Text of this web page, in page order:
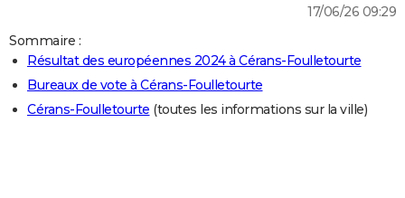
LIFESTYLE
Art de vivre
Bien-être
Loisirs
Mode
Modes de vie
SANTE
Alimentation
Guide de la santé
Maladies
Médicaments
Sommeil
VOYAGE
17/06/26 09:29
Sommaire :
Résultat des européennes 2024 à Cérans-Foulletourte
Bureaux de vote à Cérans-Foulletourte
Cérans-Foulletourte (toutes les informations sur la ville)